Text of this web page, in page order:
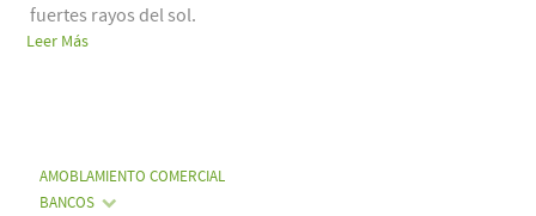
fuertes rayos del sol.
Leer Más
AMOBLAMIENTO COMERCIAL
BANCOS